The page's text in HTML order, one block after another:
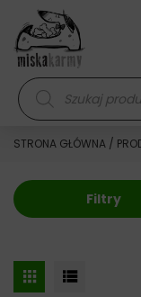
Skocz do treści
Wyszukiwarka
STRONA GŁÓWNA /
Filtry